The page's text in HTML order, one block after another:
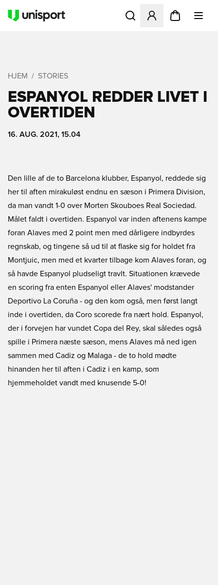
Åbner en Modal til at
HJEM STORIES
ESPANYOL REDDER LIVET I
OVERTIDEN
16. AUG. 2021, 15.04
Den lille af de to Barcelona klubber, Espanyol, reddede sig
her til aften mirakuløst endnu en sæson i Primera Division,
da man vandt 1-0 over Morten Skouboes Real Sociedad.
Målet faldt i overtiden. Espanyol var inden aftenens kampe
foran Alaves med 2 point men med dårligere indbyrdes
regnskab, og tingene så ud til at flaske sig for holdet fra
Montjuic, men med et kvarter tilbage kom Alaves foran, og
så havde Espanyol pludseligt travlt. Situationen krævede
en scoring fra enten Espanyol eller Alaves' modstander
Deportivo La Coruña - og den kom også, men først langt
inde i overtiden, da Coro scorede fra nært hold. Espanyol,
der i forvejen har vundet Copa del Rey, skal således også
spille i Primera næste sæson, mens Alaves må ned igen
sammen med Cadiz og Malaga - de to hold mødte
hinanden her til aften i Cadiz i en kamp, som
hjemmeholdet vandt med knusende 5-0!